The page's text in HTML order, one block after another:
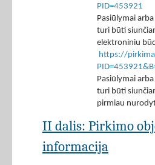
PID=453921
Pasiūlymai
turi būti
elektroniniu
https://
Pasiūlymai
turi būti
pirmiau
II dalis: Pirkimo
informacija